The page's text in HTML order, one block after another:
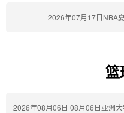
2026年07月17日NBA
篮
2026年08月06日 08月06日亚洲